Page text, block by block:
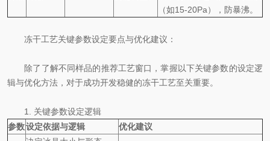
（如15-20Pa），防暴沸。
冻干工艺关键参数设定要点与优化建议：
除了了解不同样品的推荐工艺窗口，掌握以下关键参数的设定逻
辑与优化方法，对于成功开发稳健的冻干工艺至关重要。
1. 关键参数设定逻辑
参数设定依据与逻辑 优化建议